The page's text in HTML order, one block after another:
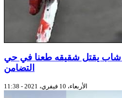
شاب يقتل شقيقه طعنا في حي
التضامن
الأربعاء، 10 فيفري، 2021 - 11:38